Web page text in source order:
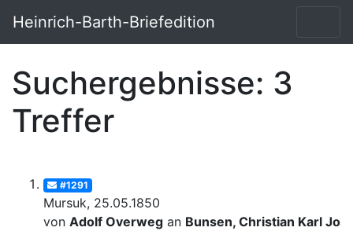
Heinrich-Barth-Briefedition
Suchergebnisse: 3
Treffer
#1291
Mursuk, 25.05.1850
von Adolf Overweg an Bunsen, Christian Karl